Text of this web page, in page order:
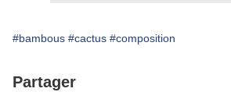
#bambous #cactus #composition
Partager